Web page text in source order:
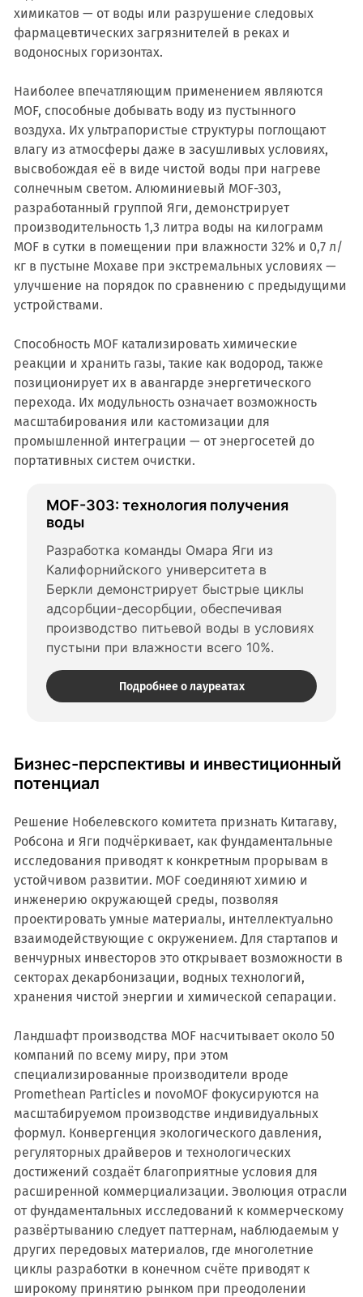
химикатов — от воды или разрушение следовых
фармацевтических загрязнителей в реках и
водоносных горизонтах.
Наиболее впечатляющим применением являются
MOF, способные добывать воду из пустынного
воздуха. Их ультрапористые структуры поглощают
влагу из атмосферы даже в засушливых условиях,
высвобождая её в виде чистой воды при нагреве
солнечным светом. Алюминиевый MOF-303,
разработанный группой Яги, демонстрирует
производительность 1,3 литра воды на килограмм
MOF в сутки в помещении при влажности 32% и 0,7 л/
кг в пустыне Мохаве при экстремальных условиях —
улучшение на порядок по сравнению с предыдущими
устройствами.
Способность MOF катализировать химические
реакции и хранить газы, такие как водород, также
позиционирует их в авангарде энергетического
перехода. Их модульность означает возможность
масштабирования или кастомизации для
промышленной интеграции — от энергосетей до
портативных систем очистки.
MOF-303: технология получения
воды
Разработка команды Омара Яги из
Калифорнийского университета в
Беркли демонстрирует быстрые циклы
адсорбции-десорбции, обеспечивая
производство питьевой воды в условиях
пустыни при влажности всего 10%.
Подробнее о лауреатах
Бизнес-перспективы и инвестиционный
потенциал
Решение Нобелевского комитета признать Китагаву,
Робсона и Яги подчёркивает, как фундаментальные
исследования приводят к конкретным прорывам в
устойчивом развитии. MOF соединяют химию и
инженерию окружающей среды, позволяя
проектировать умные материалы, интеллектуально
взаимодействующие с окружением. Для стартапов и
венчурных инвесторов это открывает возможности в
секторах декарбонизации, водных технологий,
хранения чистой энергии и химической сепарации.
Ландшафт производства MOF насчитывает около 50
компаний по всему миру, при этом
специализированные производители вроде
Promethean Particles и novoMOF фокусируются на
масштабируемом производстве индивидуальных
формул. Конвергенция экологического давления,
регуляторных драйверов и технологических
достижений создаёт благоприятные условия для
расширенной коммерциализации. Эволюция отрасли
от фундаментальных исследований к коммерческому
развёртыванию следует паттернам, наблюдаемым у
других передовых материалов, где многолетние
циклы разработки в конечном счёте приводят к
широкому принятию рынком при преодолении